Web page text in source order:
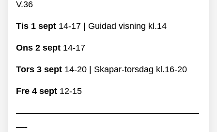
V.36
Tis 1 sept 14-17 | Guidad visning kl.14
Ons 2 sept 14-17
Tors 3 sept 14-20 | Skapar-torsdag kl.16-20
Fre 4 sept 12-15
—————————————————————
—-